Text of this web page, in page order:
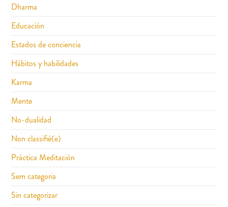
Dharma
Educación
Estados de conciencia
Hábitos y habilidades
Karma
Mente
No-dualidad
Non classifié(e)
Práctica Meditación
Sem categoria
Sin categorizar